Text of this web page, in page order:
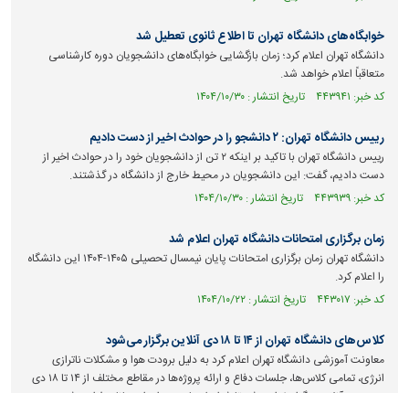
خوابگاه‌های دانشگاه تهران تا اطلاع ثانوی تعطیل شد
دانشگاه تهران اعلام کرد؛‌ زمان بازگشایی خوابگاه‌های دانشجویان دوره کارشناسی
متعاقباً اعلام خواهد شد.
کد خبر: ۴۴۳۹۴۱ تاریخ انتشار : ۱۴۰۴/۱۰/۳۰
رییس دانشگاه تهران: ۲ دانشجو را در حوادث اخیر از دست دادیم
رییس دانشگاه تهران با تاکید بر اینکه ۲ تن از دانشجویان خود را در حوادث اخیر از
دست دادیم، گفت: این دانشجویان در محیط خارج از دانشگاه در گذشتند.
کد خبر: ۴۴۳۹۳۹ تاریخ انتشار : ۱۴۰۴/۱۰/۳۰
زمان برگزاری امتحانات دانشگاه تهران اعلام شد
دانشگاه تهران زمان برگزاری امتحانات پایان نیمسال تحصیلی ۱۴۰۵-۱۴۰۴ این دانشگاه
را اعلام کرد.
کد خبر: ۴۴۳۰۱۷ تاریخ انتشار : ۱۴۰۴/۱۰/۲۲
کلاس‌های دانشگاه تهران از ۱۴ تا ۱۸ دی آنلاین برگزار می‌شود
معاونت آموزشی دانشگاه تهران اعلام کرد به دلیل برودت هوا و مشکلات ناترازی
انرژی، تمامی کلاس‌ها، جلسات دفاع و ارائه پروژه‌ها در مقاطع مختلف از ۱۴ تا ۱۸ دی